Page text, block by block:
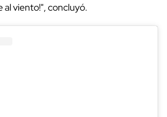
al viento!", concluyó.